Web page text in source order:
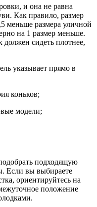
и она не равна
Как правило, размер
меньше размера уличной
на 1 размер меньше.
сидеть плотнее,
указывает прямо в
коньков;
модели;
подходящую
Если вы выбираете
ориентируйтесь на
положение